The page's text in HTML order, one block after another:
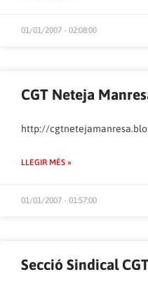
01/01/2007 - 02:08:00
CGT Neteja
http://
LLEGIR MÉS »
01/01/2007 - 01:57:00
Secció Sindical